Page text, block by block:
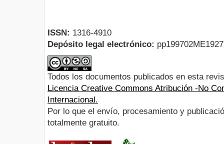
ISSN: 1316-4910
Depósito legal electrónico:
Todos los documentos publicados en esta
Licencia Creative Commons Atribución -No
Internacional.
Por lo que el envío, procesamiento y
totalmente gratuito.